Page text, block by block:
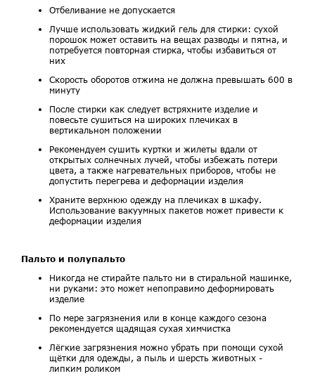
Отбеливание не допускается
Лучше использовать жидкий гель для стирки: сухой
порошок может оставить на вещах разводы и пятна, и
потребуется повторная стирка, чтобы избавиться от
них
Скорость оборотов отжима не должна превышать 600 в
минуту
После стирки как следует встряхните изделие и
повесьте сушиться на широких плечиках в
вертикальном положении
Рекомендуем сушить куртки и жилеты вдали от
открытых солнечных лучей, чтобы избежать потери
цвета, а также нагревательных приборов, чтобы не
допустить перегрева и деформации изделия
Храните верхнюю одежду на плечиках в шкафу.
Использование вакуумных пакетов может привести к
деформации изделия
Пальто и полупальто
Никогда не стирайте пальто ни в стиральной машинке,
ни руками: это может непоправимо деформировать
изделие
По мере загрязнения или в конце каждого сезона
рекомендуется щадящая сухая химчистка
Лёгкие загрязнения можно убрать при помощи сухой
щётки для одежды, а пыль и шерсть животных -
липким роликом